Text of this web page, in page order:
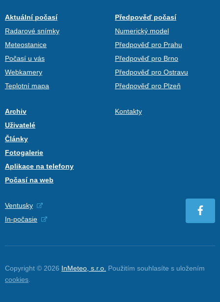
Aktuální počasí
Radarové snímky
Meteostanice
Počasí u vás
Webkamery
Teplotní mapa
Předpověď počasí
Numerický model
Předpověď pro Prahu
Předpověď pro Brno
Předpověď pro Ostravu
Předpověď pro Plzeň
Archiv
Uživatelé
Články
Fotogalerie
Aplikace na telefony
Počasí na web
Kontakty
Ventusky
In-počasie
Copyright © 2026 InMeteo, s.r.o. Použitím souhlasíte s uložením
cookies